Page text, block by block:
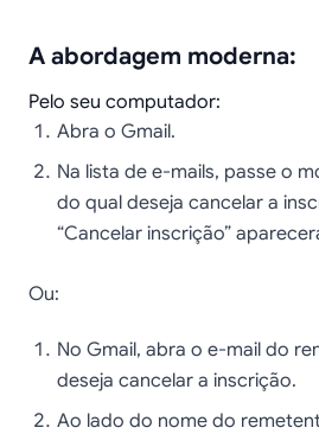
A abordagem moderna:
Pelo seu computador:
Abra o Gmail.
Na lista de e-mails, passe o
do qual deseja cancelar a
“Cancelar inscrição”
Ou:
No Gmail, abra o e-mail do
deseja cancelar a inscrição.
Ao lado do nome do